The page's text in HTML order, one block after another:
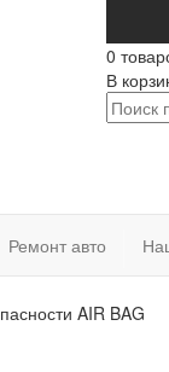
0
В
Ремонт авто
AIR BAG